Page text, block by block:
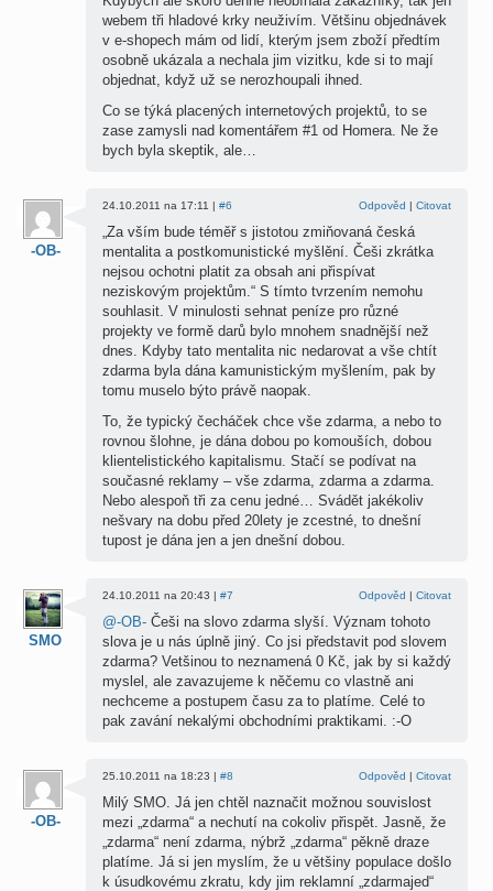
webem tři hladové krky neuživím. Většinu objednávek
v e-shopech mám od lidí, kterým jsem zboží předtím
osobně ukázala a nechala jim vizitku, kde si to mají
objednat, když už se nerozhoupali ihned.
Co se týká placených internetových projektů, to se
zase zamysli nad komentářem #1 od Homera. Ne že
bych byla skeptik, ale…
-OB-
24.10.2011 na 17:11 | #6 Odpověd |Citovat
„Za vším bude téměř s jistotou zmiňovaná česká
mentalita a postkomunistické myšlění. Češi zkrátka
nejsou ochotni platit za obsah ani přispívat
neziskovým projektům.“ S tímto tvrzením nemohu
souhlasit. V minulosti sehnat peníze pro různé
projekty ve formě darů bylo mnohem snadnější než
dnes. Kdyby tato mentalita nic nedarovat a vše chtít
zdarma byla dána kamunistickým myšlením, pak by
tomu muselo býto právě naopak.
To, že typický čecháček chce vše zdarma, a nebo to
rovnou šlohne, je dána dobou po komouších, dobou
klientelistického kapitalismu. Stačí se podívat na
současné reklamy – vše zdarma, zdarma a zdarma.
Nebo alespoň tři za cenu jedné… Svádět jakékoliv
nešvary na dobu před 20lety je zcestné, to dnešní
tupost je dána jen a jen dnešní dobou.
SMO
24.10.2011 na 20:43 | #7 Odpověd |Citovat
@-OB-Češi na slovo zdarma slyší. Význam tohoto
slova je u nás úplně jiný. Co jsi představit pod slovem
zdarma? Vetšinou to neznamená 0 Kč, jak by si každý
myslel, ale zavazujeme k něčemu co vlastně ani
nechceme a postupem času za to platíme. Celé to
pak zavání nekalými obchodními praktikami. :-O
-OB-
25.10.2011 na 18:23 | #8 Odpověd |Citovat
Milý SMO. Já jen chtěl naznačit možnou souvislost
mezi „zdarma“ a nechutí na cokoliv přispět. Jasně, že
„zdarma“ není zdarma, nýbrž „zdarma“ pěkně draze
platíme. Já si jen myslím, že u většiny populace došlo
k úsudkovému zkratu, kdy jim reklamní „zdarmajed“